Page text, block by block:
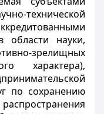
технической
области науки,
зрелищных
характера),
по сохранению